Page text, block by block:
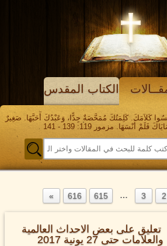
الكتاب المقدس
كَلاَمَكَ. كَلِمَتُكَ مُمَحَّصَةٌ جِدًّا، وَعَبْدُكَ أَحَبَّهَا. صَغِيرٌ
فَلَمْ أَنْسَهَا. مزمور 119: 139 - 141
2
3
…
615
616
تعليق على بعض الاحداث العالمية
والعلامات حتى 27 يونية 2017